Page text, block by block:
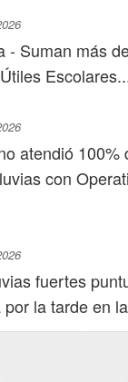
- Suman más
atendió 100%
con
fuertes
la tarde en